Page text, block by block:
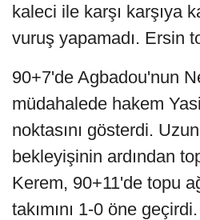
kaleci ile karşı karşıya
vuruş yapamadı. Ersin
90+7'de Agbadou'nun
müdahalede hakem
noktasını gösterdi.
bekleyişinin ardından
Kerem, 90+11'de topu
takımını 1-0 öne geçirdi.